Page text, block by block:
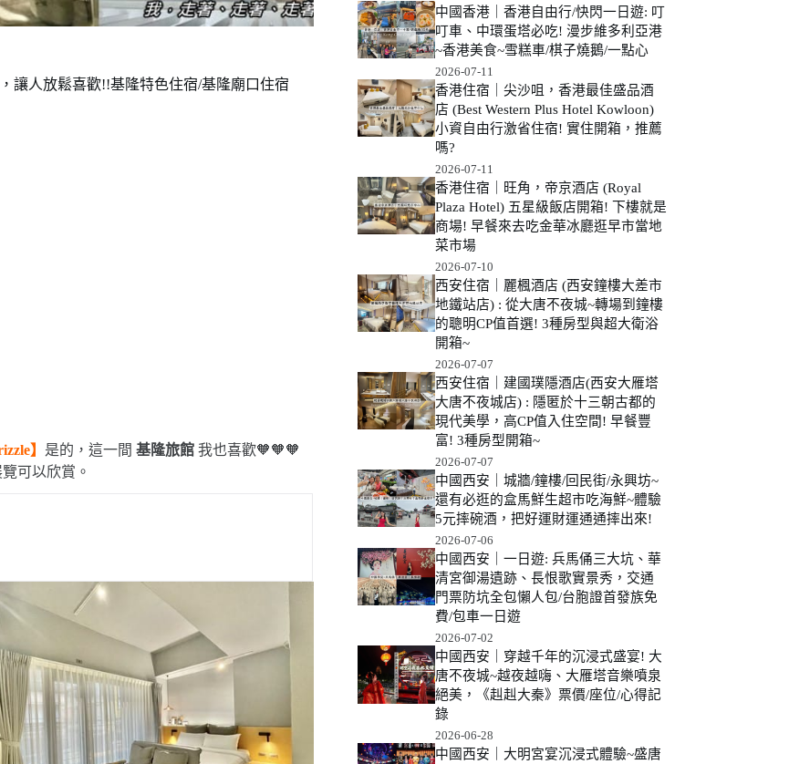
讓人放鬆喜歡!!基隆特色住宿/基隆廟口住宿
】 是的，這一間 基隆旅館 我也喜歡🧡🧡🧡
可以欣賞。
中國香港｜香港自由行/快閃一日遊: 叮
叮車、中環蛋塔必吃! 漫步維多利亞港
~香港美食~雪糕車/棋子燒鵝/一點心
2026-07-11
香港住宿｜尖沙咀，香港最佳盛品酒
店 (Best Western Plus Hotel Kowloon)
小資自由行激省住宿! 實住開箱，推薦
嗎?
2026-07-11
香港住宿｜旺角，帝京酒店 (Royal
Plaza Hotel) 五星級飯店開箱! 下樓就是
商場! 早餐來去吃金華冰廳逛早市當地
菜市場
2026-07-10
西安住宿｜麗楓酒店 (西安鐘樓大差市
地鐵站店) : 從大唐不夜城~轉場到鐘樓
的聰明CP值首選! 3種房型與超大衛浴
開箱~
2026-07-07
西安住宿｜建國璞隱酒店(西安大雁塔
大唐不夜城店) : 隱匿於十三朝古都的
現代美學，高CP值入住空間! 早餐豐
富! 3種房型開箱~
2026-07-07
中國西安｜城牆/鐘樓/回民街/永興坊~
還有必逛的盒馬鮮生超市吃海鮮~體驗
5元摔碗酒，把好運財運通通摔出來!
2026-07-06
中國西安｜一日遊: 兵馬俑三大坑、華
清宮御湯遺跡、長恨歌實景秀，交通
門票防坑全包懶人包/台胞證首發族免
費/包車一日遊
2026-07-02
中國西安｜穿越千年的沉浸式盛宴! 大
唐不夜城~越夜越嗨、大雁塔音樂噴泉
絕美，《赳赳大秦》票價/座位/心得記
錄
2026-06-28
中國西安｜大明宮宴沉浸式體驗~盛唐